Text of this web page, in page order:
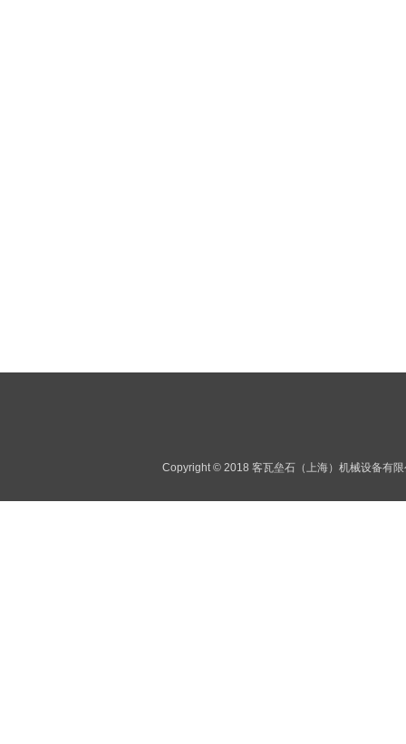
Copyright © 2018 客瓦垒石（上海）机械设备有